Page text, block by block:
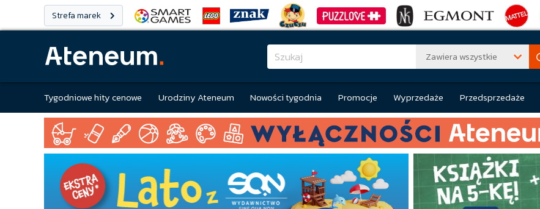
Strefa marek
Zawiera wszystkie
Tygodniowe hity cenowe Urodziny Ateneum Nowości tygodnia Promocje Wyprzedaże Przedsprzedaże